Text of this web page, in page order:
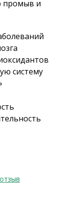
промыв и
систему